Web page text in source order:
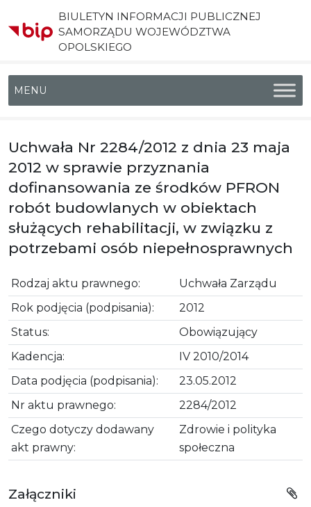
BIULETYN INFORMACJI PUBLICZNEJ
SAMORZĄDU WOJEWÓDZTWA
OPOLSKIEGO
Menu główne
Uchwała Nr 2284/2012 z dnia 23 maja
2012 w sprawie przyznania
dofinansowania ze środków PFRON
robót budowlanych w obiektach
służących rehabilitacji, w związku z
potrzebami osób niepełnosprawnych
Rodzaj aktu prawnego:
Uchwała Zarządu
Rok podjęcia (podpisania):
2012
Status:
Obowiązujący
Kadencja:
IV 2010/2014
Data podjęcia (podpisania):
23.05.2012
Nr aktu prawnego:
2284/2012
Czego dotyczy dodawany
akt prawny:
Zdrowie i polityka
społeczna
Załączniki